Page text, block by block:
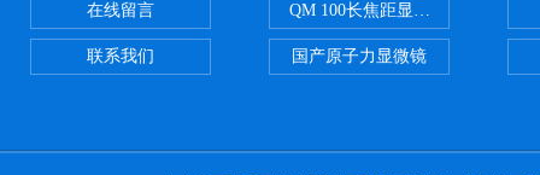
在线留言
联系我们
QM 100长焦距显微镜
国产原子力显微镜